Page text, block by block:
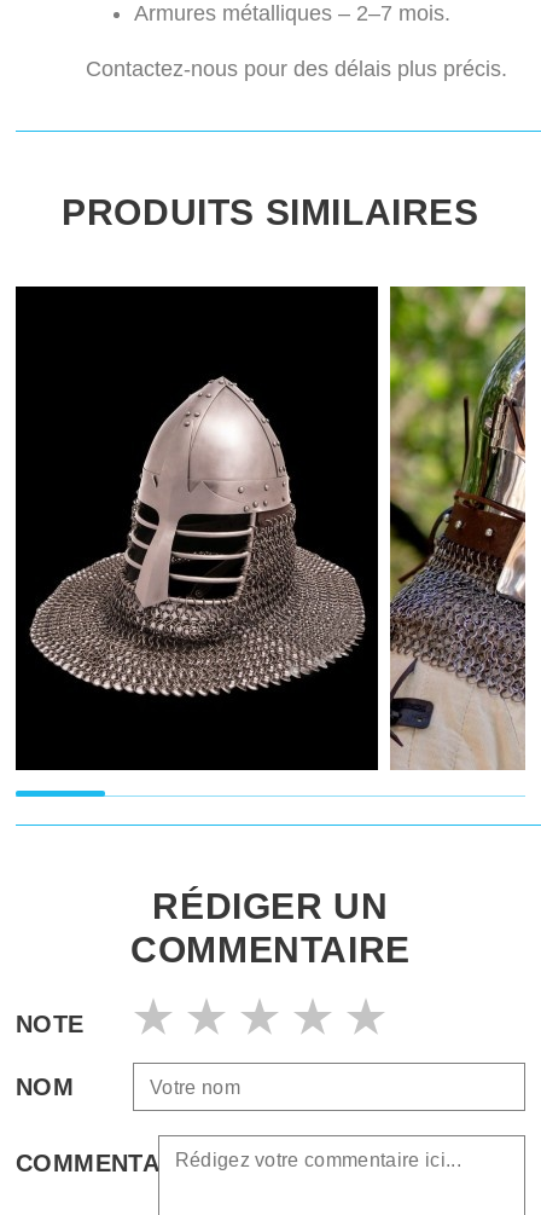
Armures métalliques – 2–7 mois.
Contactez-nous pour des délais plus précis.
PRODUITS SIMILAIRES
RÉDIGER UN
COMMENTAIRE
NOTE
NOM
COMMENTAIRE